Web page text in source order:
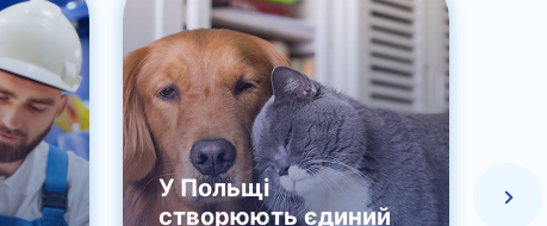
У Польщі
створюють єдиний